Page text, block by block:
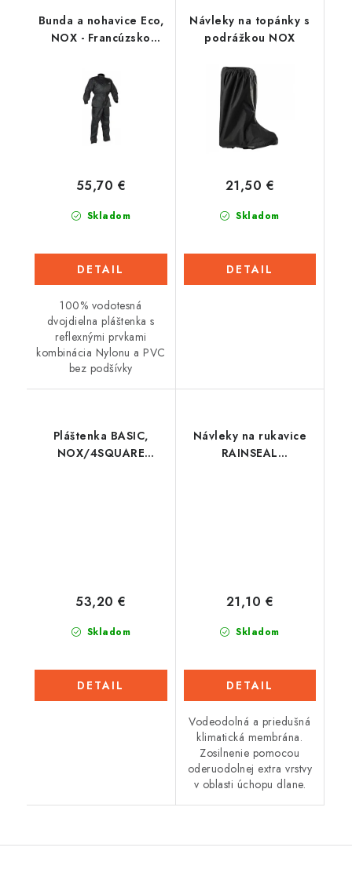
Bunda a nohavice Eco,
NOX - Francúzsko
Skladom
55,70 €
DETAIL
100% vodotesná
dvojdielna pláštenka s
reflexnými prvkami
kombinácia Nylonu a PVC
bez podšívky
Návleky na topánky s
podrážkou NOX
Skladom
21,50 €
DETAIL
Pláštenka BASIC,
NOX/4SQUARE
Skladom
53,20 €
DETAIL
Návleky na rukavice
RAINSEAL
Skladom
21,10 €
DETAIL
Vodeodolná a priedušná
klimatická membrána.
Zosilnenie pomocou
oderuodolnej extra vrstvy
v oblasti úchopu dlane.